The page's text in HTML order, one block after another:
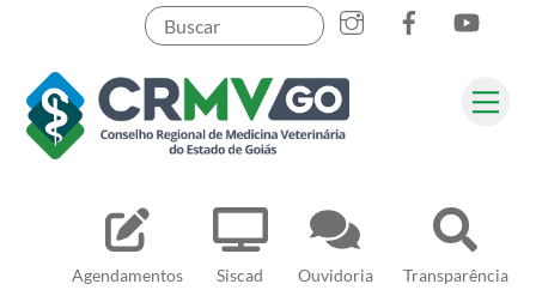
content
Agendamentos Siscad Ouvidoria Transparência
Pesquisar